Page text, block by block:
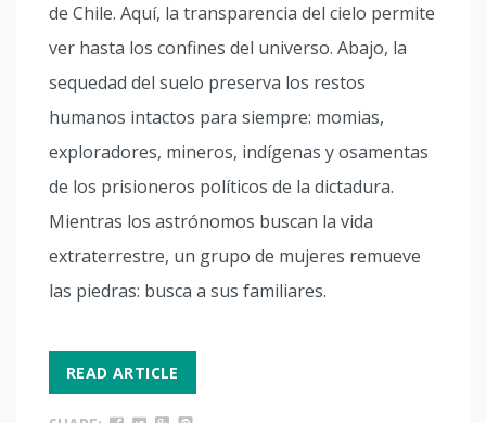
de Chile. Aquí, la transparencia del cielo permite
ver hasta los confines del universo. Abajo, la
sequedad del suelo preserva los restos
humanos intactos para siempre: momias,
exploradores, mineros, indígenas y osamentas
de los prisioneros políticos de la dictadura.
Mientras los astrónomos buscan la vida
extraterrestre, un grupo de mujeres remueve
las piedras: busca a sus familiares.
READ ARTICLE